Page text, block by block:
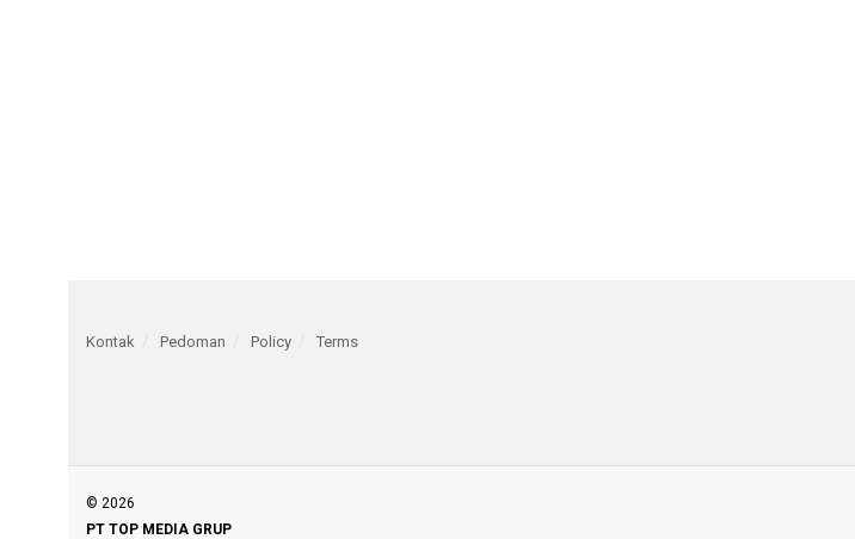
Kontak Pedoman Policy Terms
© 2026
PT TOP MEDIA GRUP